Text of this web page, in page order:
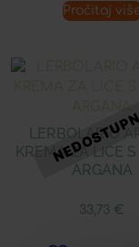
Pročitaj
LERBOLARIO
KREMA ZA LICE
ARGANA
33,73 €